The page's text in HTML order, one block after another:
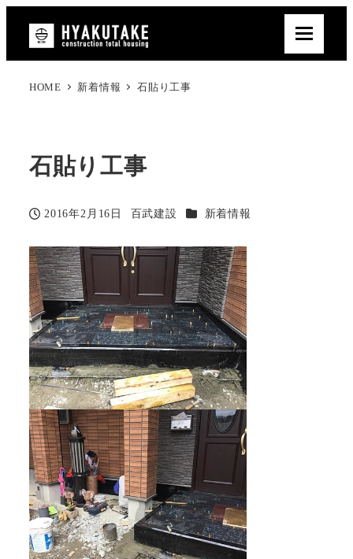
HOME 新着情報 石貼り工事
石貼り工事
投稿日
2016年2月16日
著
百武建設 カテゴリー
新着情報